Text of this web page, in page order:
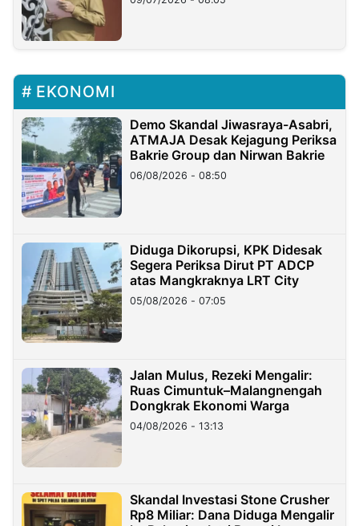
EKONOMI
Demo Skandal Jiwasraya-Asabri,
ATMAJA Desak Kejagung Periksa
Bakrie Group dan Nirwan Bakrie
06/08/2026 - 08:50
Diduga Dikorupsi, KPK Didesak
Segera Periksa Dirut PT ADCP
atas Mangkraknya LRT City
05/08/2026 - 07:05
Jalan Mulus, Rezeki Mengalir:
Ruas Cimuntuk–Malangnengah
Dongkrak Ekonomi Warga
04/08/2026 - 13:13
Skandal Investasi Stone Crusher
Rp8 Miliar: Dana Diduga Mengalir